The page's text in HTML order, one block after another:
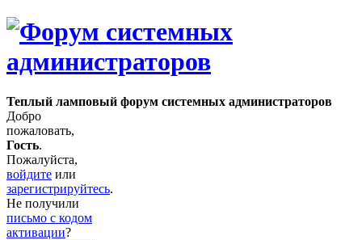
Теплый ламповый форум системных администраторов
Добро
пожаловать,
Гость.
Пожалуйста,
войдите или
зарегистрируйтесь.
Не получили
письмо с кодом
активации?